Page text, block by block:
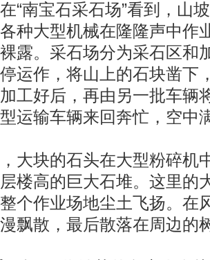
南宝石采石场”看到，山
种大型机械在隆隆声中作
露。采石场分为采石区和
运作，将山上的石块凿下
工好后，再由另一批车辆
运输车辆来回奔忙，空中
块的石头在大型粉碎机
楼高的巨大石堆。这里的
个作业场地尘土飞扬。在
飘散，最后散落在周边的